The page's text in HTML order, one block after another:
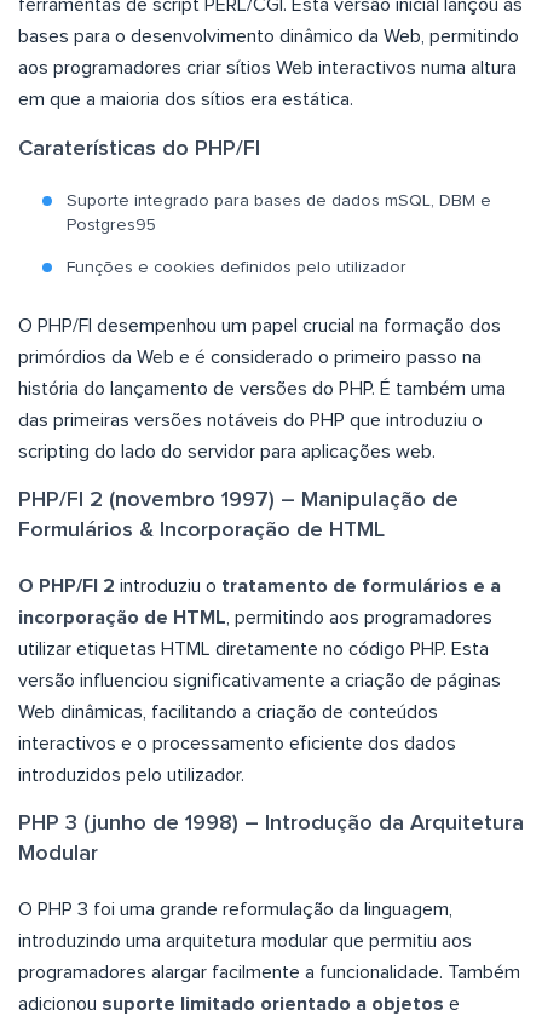
ferramentas de script PERL/CGI. Esta versão inicial lançou as
bases para o desenvolvimento dinâmico da Web, permitindo
aos programadores criar sítios Web interactivos numa altura
em que a maioria dos sítios era estática.
Caraterísticas do PHP/FI
Suporte integrado para bases de dados mSQL, DBM e
Postgres95
Funções e cookies definidos pelo utilizador
O PHP/FI desempenhou um papel crucial na formação dos
primórdios da Web e é considerado o primeiro passo na
história do lançamento de versões do PHP. É também uma
das primeiras versões notáveis do PHP que introduziu o
scripting do lado do servidor para aplicações web.
PHP/FI 2 (novembro 1997) – Manipulação de
Formulários & Incorporação de HTML
O PHP/FI 2 introduziu o tratamento de formulários e a
incorporação de HTML, permitindo aos programadores
utilizar etiquetas HTML diretamente no código PHP. Esta
versão influenciou significativamente a criação de páginas
Web dinâmicas, facilitando a criação de conteúdos
interactivos e o processamento eficiente dos dados
introduzidos pelo utilizador.
PHP 3 (junho de 1998) – Introdução da Arquitetura
Modular
O PHP 3 foi uma grande reformulação da linguagem,
introduzindo uma arquitetura modular que permitiu aos
programadores alargar facilmente a funcionalidade. Também
adicionou suporte limitado orientado a objetos e